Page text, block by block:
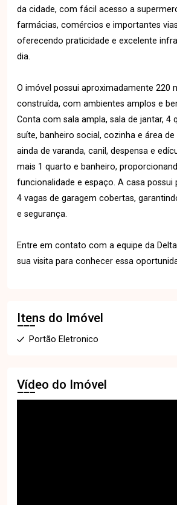
da cidade, com fácil acesso a
farmácias, comércios e importantes
oferecendo praticidade e excelente
dia.
O imóvel possui aproximadamente 220
construída, com ambientes amplos e
Conta com sala ampla, sala de jantar, 4
suíte, banheiro social, cozinha e área de
ainda de varanda, canil, despensa e
mais 1 quarto e banheiro,
funcionalidade e espaço. A casa
4 vagas de garagem cobertas,
e segurança.
Entre em contato com a equipe da
sua visita para conhecer essa
Itens do Imóvel
Portão Eletronico
Vídeo do Imóvel